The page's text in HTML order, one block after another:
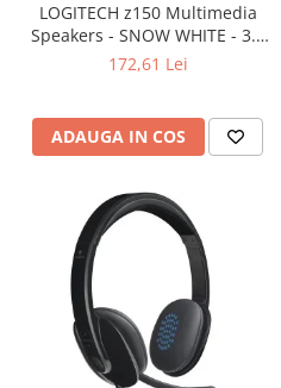
LOGITECH z150 Multimedia
Speakers - SNOW WHITE - 3.5
MM - EU
172,61 Lei
ADAUGA IN COS